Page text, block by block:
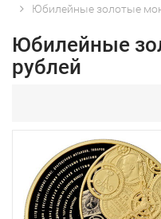
Юбилейные золотые
Юбилейные
рублей